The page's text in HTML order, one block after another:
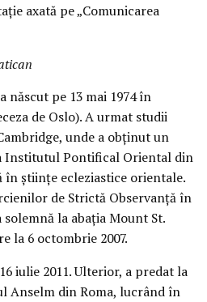
axată pe „Comunicarea
născut pe 13 mai 1974 în
de Oslo). A urmat studii
unde a obținut un
Institutul Pontifical Oriental din
în științe ecleziastice orientale.
de Strictă Observanță în
la abația Mount St.
la 6 octombrie 2007.
iulie 2011. Ulterior, a predat la
Anselm din Roma, lucrând în